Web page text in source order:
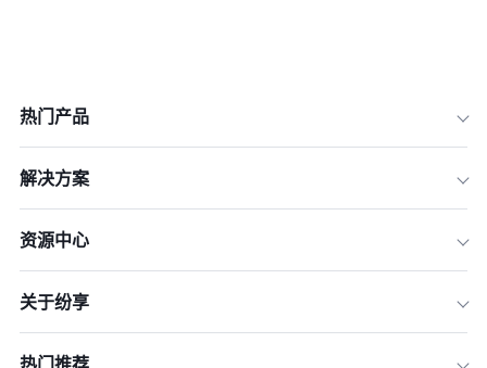
三、提高门店的知名度和品牌影响力
热门产品
解决方案
资源中心
关于纷享
热门推荐